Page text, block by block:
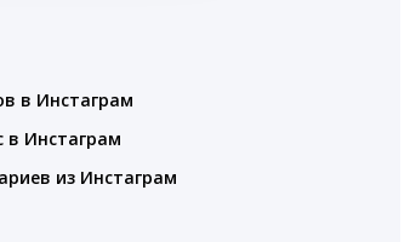
в Инстаграм
в Инстаграм
из Инстаграм